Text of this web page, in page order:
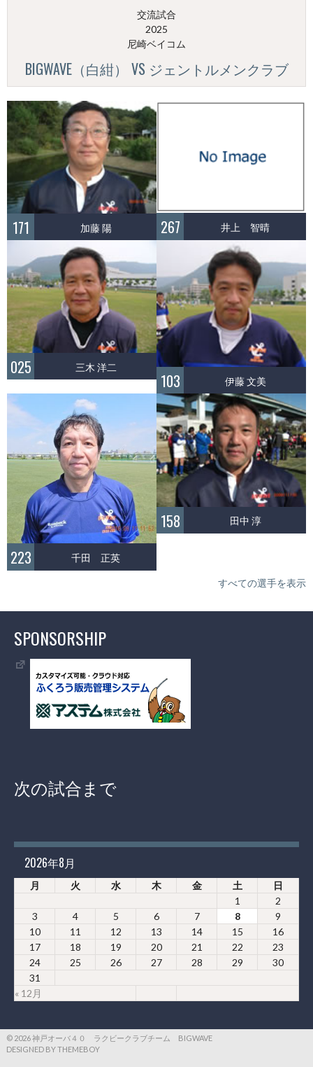
交流試合
2025
尼崎ベイコム
BIGWAVE（白紺） VS ジェントルメンクラブ
171 加藤 陽 267 井上 智晴
025 三木 洋二
103 伊藤 文美
223 千田 正英
158 田中 淳
すべての選手を表示
SPONSORSHIP
次の試合まで
2026年8月
月 火 水 木 金 土 日
« 12月
1
2
3
4 5 6 7 8
9
10
11 12 13 14 15
16
17
18 19 20 21 22
23
24
25 26 27 28 29
30
31
© 2026 神戸オーバ４０ ラクビークラブチーム BIGWAVE
DESIGNED BY THEMEBOY